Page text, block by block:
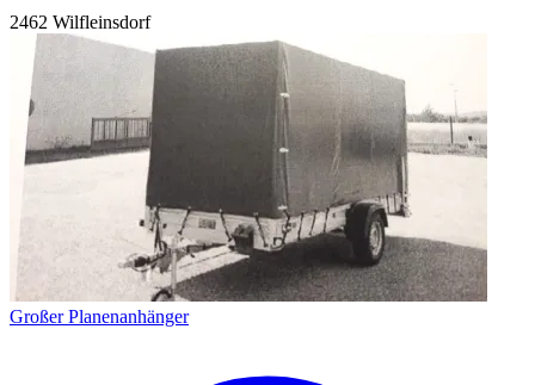
2462 Wilfleinsdorf
Großer Planenanhänger